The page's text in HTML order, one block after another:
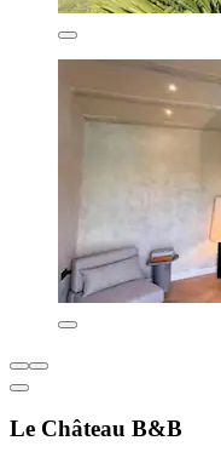
Le Château B&B